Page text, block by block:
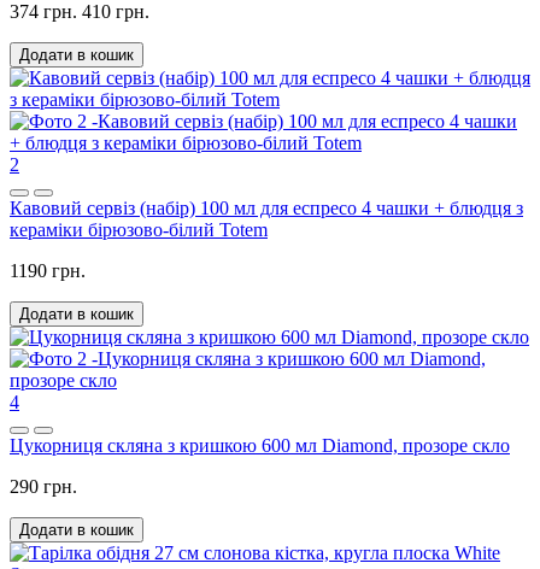
374 грн. 410 грн.
Додати в кошик
2
Кавовий сервіз (набір) 100 мл для еспресо 4 чашки + блюдця з
кераміки бірюзово-білий Totem
1190 грн.
Додати в кошик
4
Цукорниця скляна з кришкою 600 мл Diamond, прозоре скло
290 грн.
Додати в кошик